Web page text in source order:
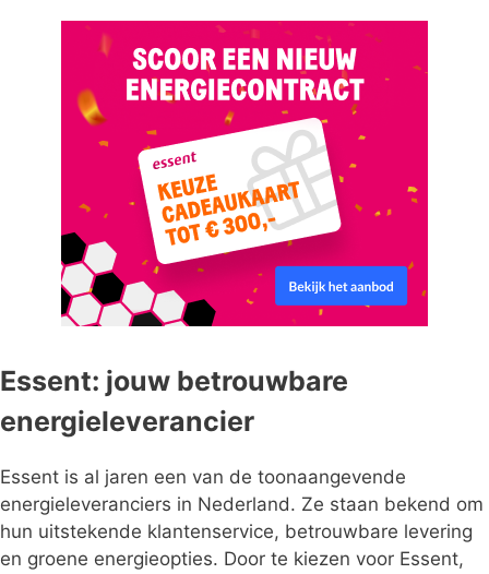
Essent: jouw betrouwbare
energieleverancier
Essent is al jaren een van de toonaangevende
energieleveranciers in Nederland. Ze staan bekend om
hun uitstekende klantenservice, betrouwbare levering
en groene energieopties. Door te kiezen voor Essent,